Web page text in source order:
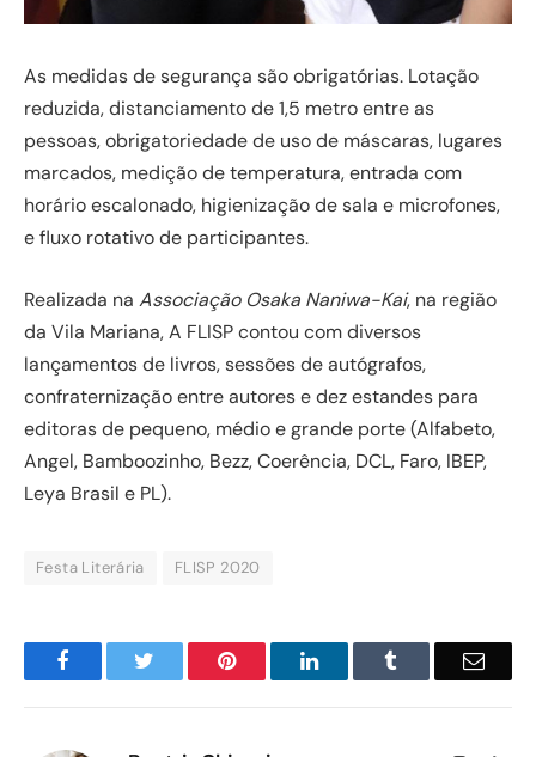
As medidas de segurança são obrigatórias. Lotação
reduzida, distanciamento de 1,5 metro entre as
pessoas, obrigatoriedade de uso de máscaras, lugares
marcados, medição de temperatura, entrada com
horário escalonado, higienização de sala e microfones,
e fluxo rotativo de participantes.
Realizada na Associação Osaka Naniwa-Kai, na região
da Vila Mariana, A FLISP contou com diversos
lançamentos de livros, sessões de autógrafos,
confraternização entre autores e dez estandes para
editoras de pequeno, médio e grande porte (Alfabeto,
Angel, Bamboozinho, Bezz, Coerência, DCL, Faro, IBEP,
Leya Brasil e PL).
Festa Literária FLISP 2020
Facebook Pinterest LinkedIn Email